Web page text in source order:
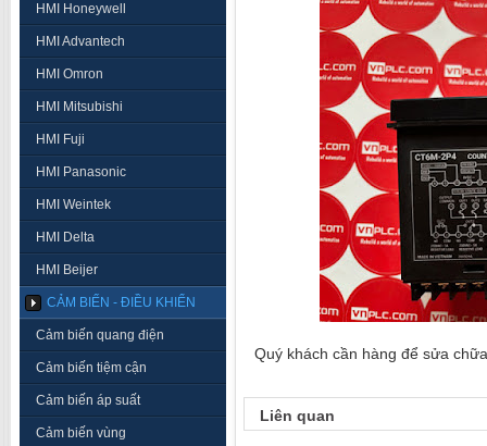
HMI Honeywell
HMI Advantech
HMI Omron
HMI Mitsubishi
HMI Fuji
HMI Panasonic
HMI Weintek
HMI Delta
HMI Beijer
CẢM BIẾN - ĐIỀU KHIỂN
Cảm biến quang điện
Cảm biến tiệm cận
Cảm biến áp suất
Cảm biến vùng
Quý khách cần hàng để sửa
Liên quan